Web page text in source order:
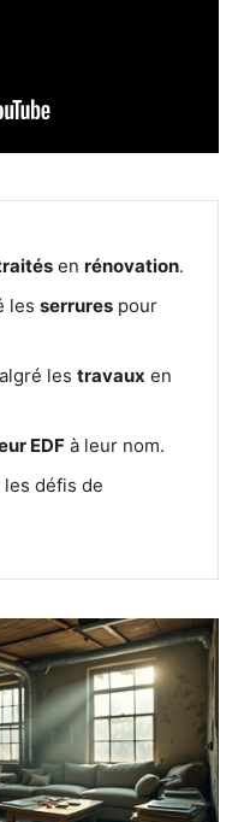
en rénovation.
les serrures pour
les travaux en
EDF à leur nom.
défis de